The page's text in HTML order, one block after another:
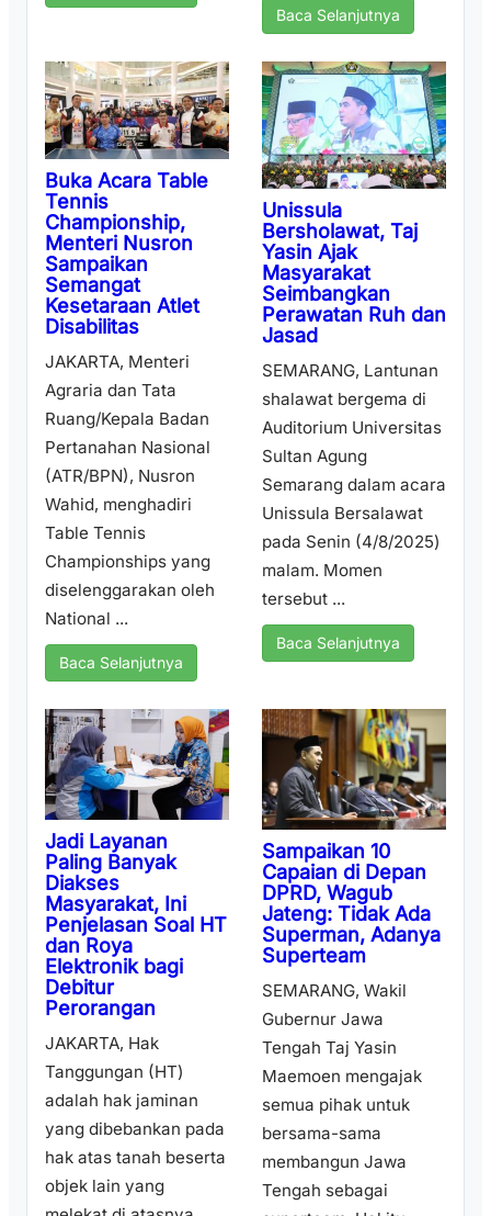
Baca Selanjutnya
Buka Acara Table
Tennis
Championship,
Menteri Nusron
Sampaikan
Semangat
Kesetaraan Atlet
Disabilitas
JAKARTA, Menteri
Agraria dan Tata
Ruang/Kepala Badan
Pertanahan Nasional
(ATR/BPN), Nusron
Wahid, menghadiri
Table Tennis
Championships yang
diselenggarakan oleh
National ...
Baca Selanjutnya
Unissula
Bersholawat, Taj
Yasin Ajak
Masyarakat
Seimbangkan
Perawatan Ruh dan
Jasad
SEMARANG, Lantunan
shalawat bergema di
Auditorium Universitas
Sultan Agung
Semarang dalam acara
Unissula Bersalawat
pada Senin (4/8/2025)
malam. Momen
tersebut ...
Baca Selanjutnya
Jadi Layanan
Paling Banyak
Diakses
Masyarakat, Ini
Penjelasan Soal HT
dan Roya
Elektronik bagi
Debitur
Perorangan
JAKARTA, Hak
Tanggungan (HT)
adalah hak jaminan
yang dibebankan pada
hak atas tanah beserta
objek lain yang
Sampaikan 10
Capaian di Depan
DPRD, Wagub
Jateng: Tidak Ada
Superman, Adanya
Superteam
SEMARANG, Wakil
Gubernur Jawa
Tengah Taj Yasin
Maemoen mengajak
semua pihak untuk
bersama-sama
membangun Jawa
Tengah sebagai